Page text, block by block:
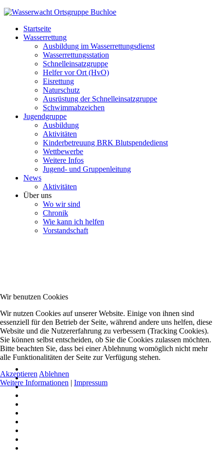
Startseite
Wasserrettung
Ausbildung im Wasserrettungsdienst
Wasserrettungsstation
Schnelleinsatzgruppe
Helfer vor Ort (HvO)
Eisrettung
Naturschutz
Ausrüstung der Schnelleinsatzgruppe
Schwimmabzeichen
Jugendgruppe
Ausbildung
Aktivitäten
Kinderbetreuung BRK Blutspendedienst
Wettbewerbe
Weitere Infos
Jugend- und Gruppenleitung
News
Aktivitäten
Über uns
Wo wir sind
Chronik
Wie kann ich helfen
Vorstandschaft
Wir benutzen Cookies
Wir nutzen Cookies auf unserer Website. Einige von ihnen sind
essenziell für den Betrieb der Seite, während andere uns helfen, diese
Website und die Nutzererfahrung zu verbessern (Tracking Cookies).
Sie können selbst entscheiden, ob Sie die Cookies zulassen möchten.
Bitte beachten Sie, dass bei einer Ablehnung womöglich nicht mehr
alle Funktionalitäten der Seite zur Verfügung stehen.
Akzeptieren Ablehnen
Weitere Informationen | Impressum